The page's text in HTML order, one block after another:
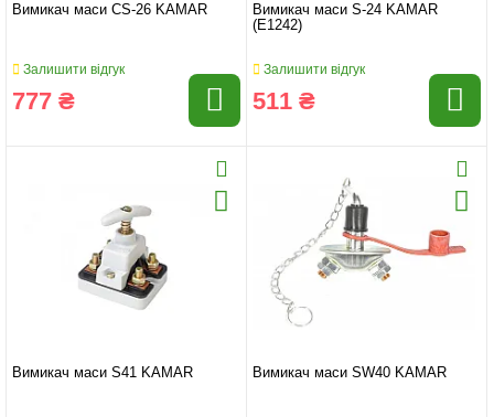
Вимикач маси CS-26 KAMAR
Залишити відгук
777 ₴
Вимикач маси S-24 KAMAR
(E1242)
Залишити відгук
511 ₴
Вимикач маси S41 KAMAR Вимикач маси SW40 KAMAR